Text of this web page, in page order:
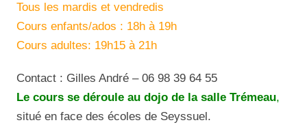
Tous les mardis et vendredis
Cours enfants/ados : 18h à 19h
Cours adultes: 19h15 à 21h
Contact : Gilles André – 06 98 39 64 55
Le cours se déroule au dojo de la salle Trémeau,
situé en face des écoles de Seyssuel.